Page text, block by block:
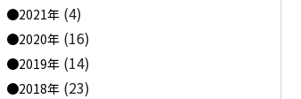
2021年 (4)
2020年 (16)
2019年 (14)
2018年 (23)